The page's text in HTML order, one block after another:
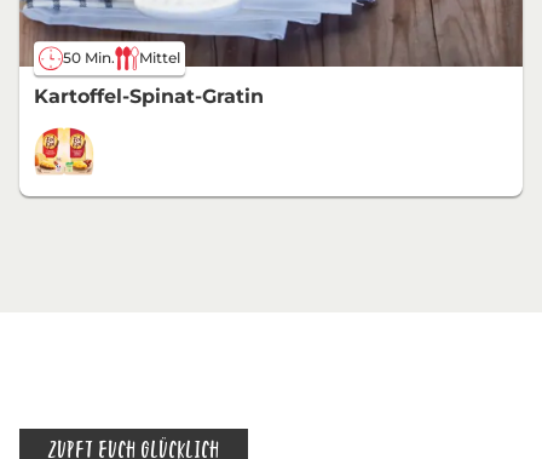
50 Min. Mittel
Kartoffel-Spinat-Gratin
ZUPFT EUCH GLÜCKLICH